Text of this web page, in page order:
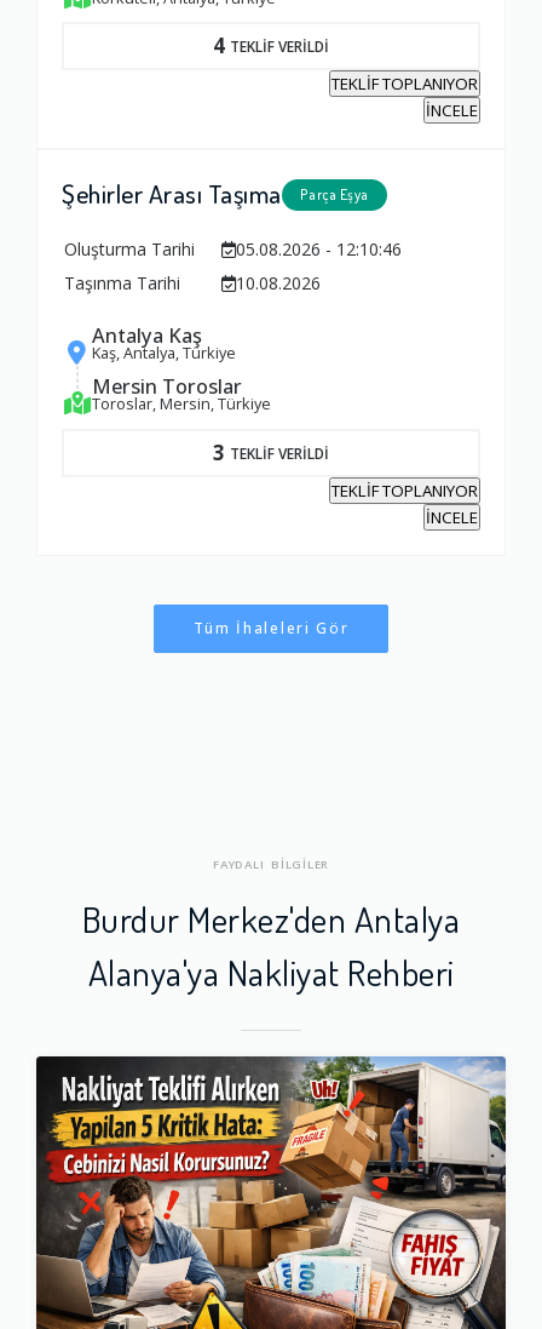
4 TEKLİF VERİLDİ
TEKLİF TOPLANIYOR
İNCELE
Şehirler Arası Taşıma Parça Eşya
Oluşturma Tarihi
05.08.2026 - 12:10:46
Taşınma Tarihi
10.08.2026
Antalya Kaş
Kaş, Antalya, Türkiye
Mersin Toroslar
Toroslar, Mersin, Türkiye
3 TEKLİF VERİLDİ
TEKLİF TOPLANIYOR
İNCELE
Tüm İhaleleri Gör
FAYDALI BİLGİLER
Burdur Merkez'den Antalya
Alanya'ya Nakliyat Rehberi